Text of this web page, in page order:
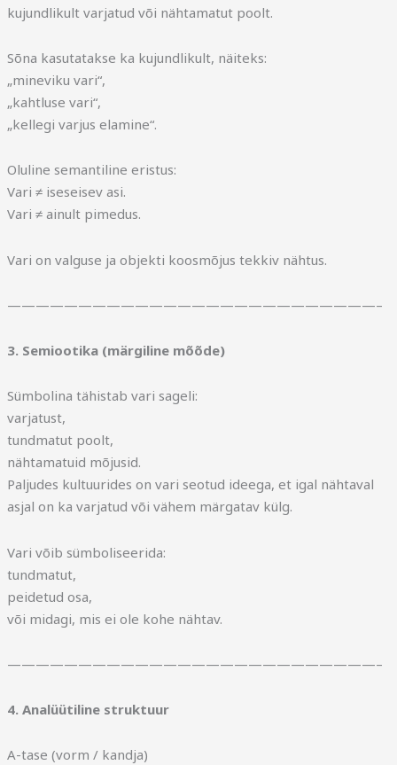
kujundlikult varjatud või nähtamatut poolt.
Sõna kasutatakse ka kujundlikult, näiteks:
„mineviku vari“,
„kahtluse vari“,
„kellegi varjus elamine“.
Oluline semantiline eristus:
Vari ≠ iseseisev asi.
Vari ≠ ainult pimedus.
Vari on valguse ja objekti koosmõjus tekkiv nähtus.
——————————————————————————–
3. Semiootika (märgiline mõõde)
Sümbolina tähistab vari sageli:
varjatust,
tundmatut poolt,
nähtamatuid mõjusid.
Paljudes kultuurides on vari seotud ideega, et igal nähtaval
asjal on ka varjatud või vähem märgatav külg.
Vari võib sümboliseerida:
tundmatut,
peidetud osa,
või midagi, mis ei ole kohe nähtav.
——————————————————————————–
4. Analüütiline struktuur
A-tase (vorm / kandja)